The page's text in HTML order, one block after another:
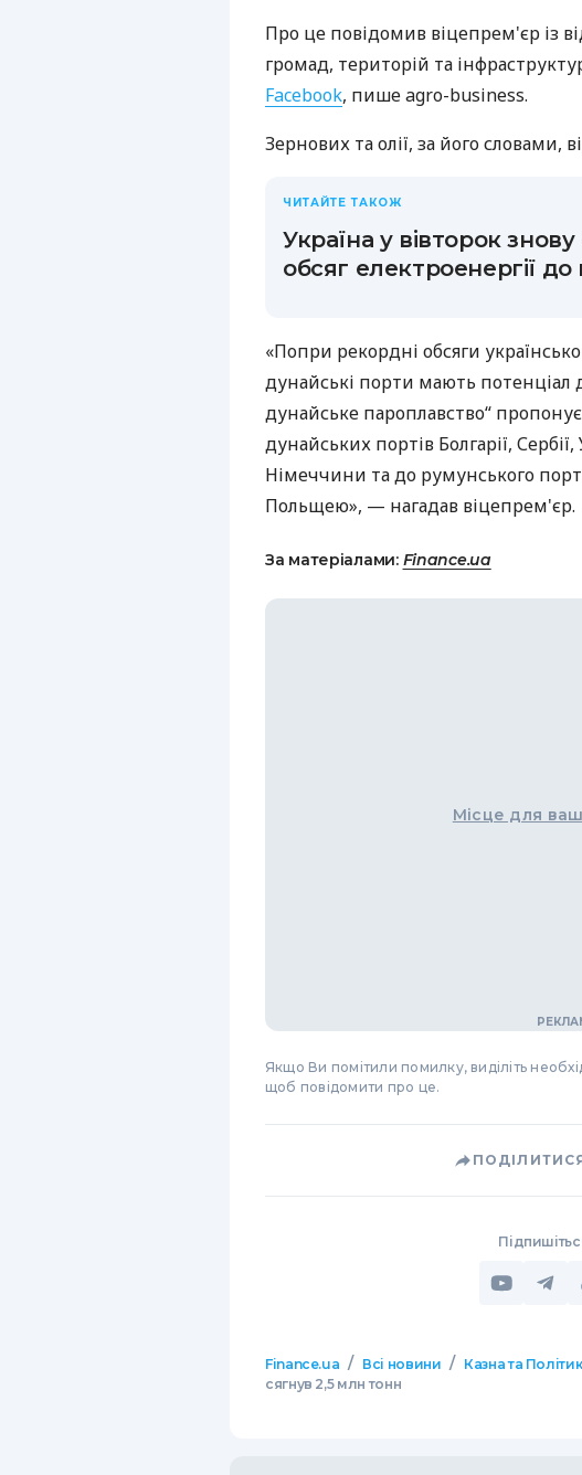
Про це повідомив віцепрем'єр із
громад, територій та
Facebook, пише agro-business.
Зернових та олії, за його словами,
ЧИТАЙТЕ ТАКОЖ
Україна у вівторок
обсяг електроенергії до
«Попри рекордні обсяги
дунайські порти мають потенціал
дунайське пароплавство“
дунайських портів Болгарії,
Німеччини та до румунського
Польщею», — нагадав віцепрем'єр.
За матеріалами: Finance.ua
Місце для
Якщо Ви помітили помилку, виділіть
щоб повідомити про це.
Finance.ua / Всі новини / Казна та
сягнув 2,5 млн тонн